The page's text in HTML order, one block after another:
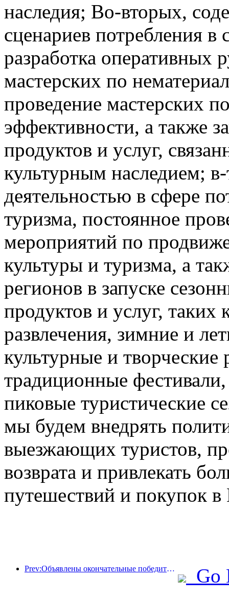
наследия; Во-вторых,
сценариев потребления в
разработка оперативных
мастерских по
проведение мастерских
эффективности, а также
продуктов и услуг,
культурным наследием;
деятельностью в сфере
туризма, постоянное
мероприятий по
культуры и туризма, а
регионов в запуске
продуктов и услуг,
развлечения, зимние и
культурные и
традиционные
пиковые туристические
мы будем внедрять
выезжающих туристов,
возврата и привлекать
путешествий и покупок в
Prev:Объявлены окончательные победители шести главных премий: более ста отелей и компаний получили ежегодные награды!
Go